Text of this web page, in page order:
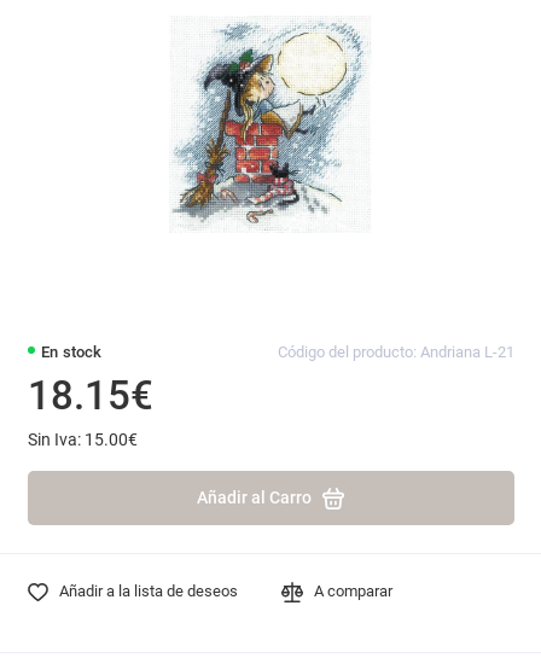
En stock Código del producto: Andriana L-21
18.15€
Sin Iva: 15.00€
Añadir al Carro
Añadir a la lista de deseos A comparar